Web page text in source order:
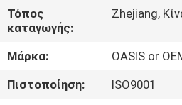
ΕΜΕΊΣ
ΓΎΡΟΣ
ΕΡΓΟΣΤΑΣΊΩΝ
Τόπος
καταγωγής:
Zhejiang,
Μάρκα:
OASIS or
Πιστοποίηση:
ISO9001